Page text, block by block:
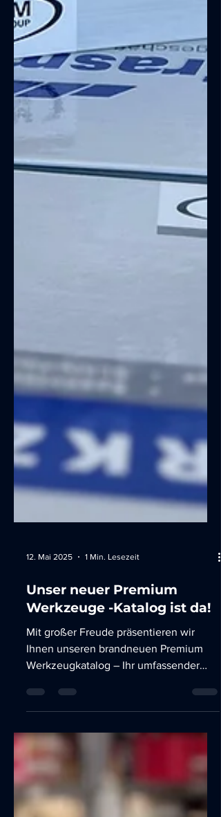
12. Mai 2025 1 Min. Lesezeit
Unser neuer Premium
Werkzeuge -Katalog ist da!
Mit großer Freude präsentieren wir
Ihnen unseren brandneuen Premium